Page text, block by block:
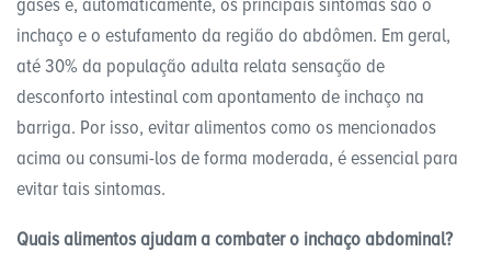
inchaço e o estufamento da região do abdômen. Em geral,
até 30% da população adulta relata sensação de
desconforto intestinal com apontamento de inchaço na
barriga. Por isso, evitar alimentos como os mencionados
acima ou consumi-los de forma moderada, é essencial para
evitar tais sintomas.
Quais alimentos ajudam a combater o inchaço abdominal?